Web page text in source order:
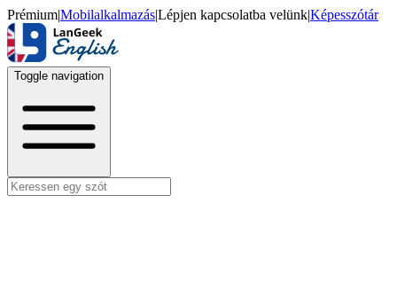
Prémium|Mobilalkalmazás|Lépjen kapcsolatba velünk|Képesszótár
Toggle navigation